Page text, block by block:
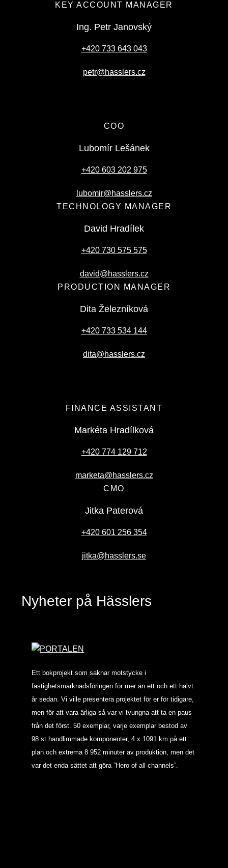
KEY ACCOUNT MANAGER
Ing. Petr Janovský
+420 733 643 043
petr@hasslers.cz
COO
Lubomír Lešánek
+420 603 202 975
lubomir@hasslers.cz
TECHNOLOGY MANAGER
David Hradílek
+420 730 575 575
david@hasslers.cz
PRODUCTION MANAGER
Dita Železníková
+420 733 534 144
dita@hasslers.cz
FINANCE ASSISTANT
Markéta Hradílková
+420 774 129 712
marketa@hasslers.cz
CMO
Jitka Paterová
+420 601 256 354
jitka@hasslers.se
Nyheter på Hässlers
Ett bokprojekt som saknar motstycke i
fastighetsmarknadsföringen för mer än ett och ett halvt
år sedan. Vi ville presentera projektet för er för tidigare,
men för att vara ärliga så var vi tvungna att ta en paus
från det först. 50 exemplar, varje exemplar bestod av
98 st handlimmade komponenter, 4 x 1091 km på ett
plan och extrema 8 952 minuter av produktion, men det
var det enda sättet att göra ”Hero of all channels”.